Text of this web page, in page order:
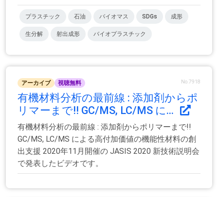
プラスチック 石油 バイオマス SDGs 成形
生分解 射出成形 バイオプラスチック
アーカイブ 視聴無料 No.7918
有機材料分析の最前線 : 添加剤からポ
リマーまで!! GC/MS, LC/MS に...
有機材料分析の最前線 : 添加剤からポリマーまで!!
GC/MS, LC/MS による高付加価値の機能性材料の創
出支援 2020年11月開催の JASIS 2020 新技術説明会
で発表したビデオです。